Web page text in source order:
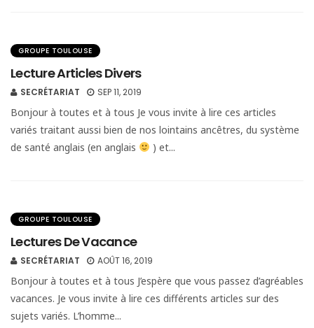
GROUPE TOULOUSE
Lecture Articles Divers
SECRÉTARIAT SEP 11, 2019
Bonjour à toutes et à tous Je vous invite à lire ces articles
variés traitant aussi bien de nos lointains ancêtres, du système
de santé anglais (en anglais
) et...
GROUPE TOULOUSE
Lectures De Vacance
SECRÉTARIAT AOÛT 16, 2019
Bonjour à toutes et à tous J’espère que vous passez d’agréables
vacances. Je vous invite à lire ces différents articles sur des
sujets variés. L’homme...